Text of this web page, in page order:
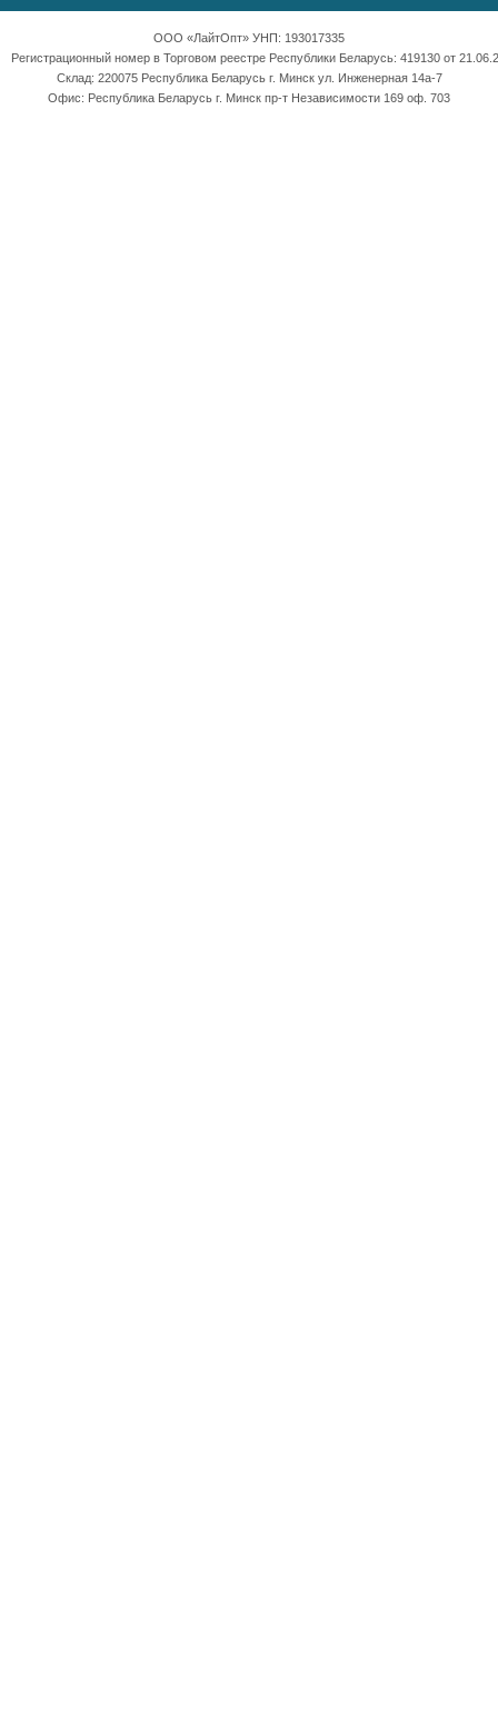
ООО «ЛайтОпт» УНП: 193017335
Регистрационный номер в Торговом реестре Республики Беларусь: 419130 от
Склад: 220075 Республика Беларусь г. Минск ул. Инженерная 14а-7
Офис: Республика Беларусь г. Минск пр-т Независимости 169 оф. 703